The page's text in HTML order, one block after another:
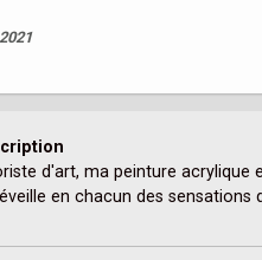
d'art, ma peinture acrylique
en chacun des sensations